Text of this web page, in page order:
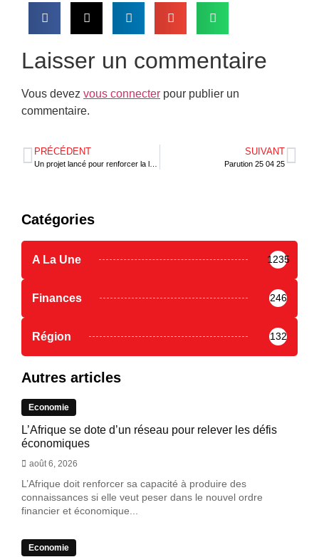
Laisser un commentaire
Vous devez vous connecter pour publier un
commentaire.
PRÉCÉDENT SUIVANT
Parution 25 04 25
Catégories
A La Une 1235
Finances 246
Région 132
Autres articles
Economie
L’Afrique se dote d’un réseau pour relever les défis
économiques
août 6, 2026
L’Afrique doit renforcer sa capacité à produire des
connaissances si elle veut peser dans le nouvel ordre
financier et économique...
Economie